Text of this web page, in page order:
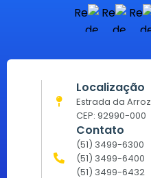
Localização
Estrada da
CEP: 92990-000
Contato
(51) 3499-6300
(51) 3499-6400
(51) 3499-6432